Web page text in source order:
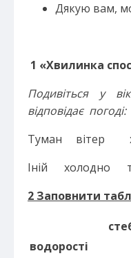
Дякую вам,
1 «Хвилинка
Подивіться
у
відповідає погоді:
Туман вітер
Іній холодно
2 Заповнити
водорості